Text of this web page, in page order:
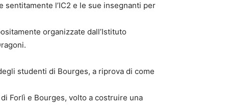
l’IC2 e le sue insegnanti per
organizzate dall’Istituto
studenti di Bourges, a riprova di come
Forlì e Bourges, volto a costruire una